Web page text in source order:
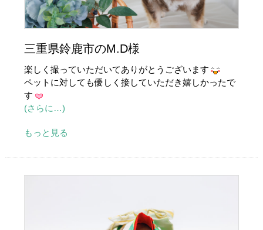
三重県鈴鹿市のM.D様
楽しく撮っていただいてありがとうございます
ペットに対しても優しく接していただき嬉しかったで
す
(さらに…)
もっと見る